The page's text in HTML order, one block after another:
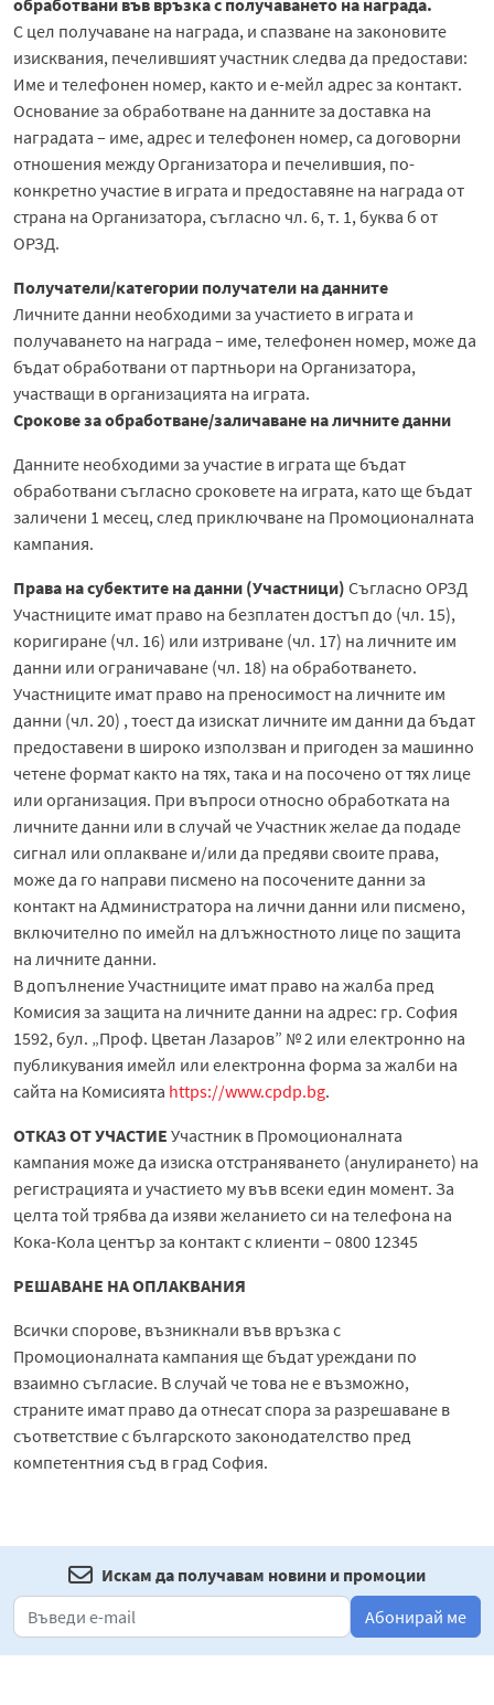
С цел получаване на награда, и спазване на законовите
изисквания, печелившият участник следва да предостави:
Име и телефонен номер, както и е-мейл адрес за контакт.
Основание за обработване на данните за доставка на
наградата – име, адрес и телефонен номер, са договорни
отношения между Организатора и печелившия, по-
конкретно участие в играта и предоставяне на награда от
страна на Организатора, съгласно чл. 6, т. 1, буква б от
ОРЗД.
Получатели/категории получатели на данните
Личните данни необходими за участието в играта и
получаването на награда – име, телефонен номер, може да
бъдат обработвани от партньори на Организатора,
участващи в организацията на играта.
Срокове за обработване/заличаване на личните данни
Данните необходими за участие в играта ще бъдат
обработвани съгласно сроковете на играта, като ще бъдат
заличени 1 месец, след приключване на Промоционалната
кампания.
Права на субектите на данни (Участници) Съгласно ОРЗД
Участниците имат право на безплатен достъп до (чл. 15),
коригиране (чл. 16) или изтриване (чл. 17) на личните им
данни или ограничаване (чл. 18) на обработването.
Участниците имат право на преносимост на личните им
данни (чл. 20) , тоест да изискат личните им данни да бъдат
предоставени в широко използван и пригоден за машинно
четене формат както на тях, така и на посочено от тях лице
или организация. При въпроси относно обработката на
личните данни или в случай че Участник желае да подаде
сигнал или оплакване и/или да предяви своите права,
може да го направи писмено на посочените данни за
контакт на Администратора на лични данни или писмено,
включително по имейл на длъжностното лице по защита
на личните данни.
В допълнение Участниците имат право на жалба пред
Комисия за защита на личните данни на адрес: гр. София
1592, бул. „Проф. Цветан Лазаров” № 2 или електронно на
публикувания имейл или електронна форма за жалби на
сайта на Комисията https://www.cpdp.bg.
ОТКАЗ ОТ УЧАСТИЕ Участник в Промоционалната
кампания може да изиска отстраняването (анулирането) на
регистрацията и участието му във всеки един момент. За
целта той трябва да изяви желанието си на телефона на
Кока-Кола център за контакт с клиенти – 0800 12345
РЕШАВАНЕ НА ОПЛАКВАНИЯ
Всички спорове, възникнали във връзка с
Промоционалната кампания ще бъдат уреждани по
взаимно съгласие. В случай че това не е възможно,
страните имат право да отнесат спора за разрешаване в
съответствие с българското законодателство пред
компетентния съд в град София.
Искам да получавам новини и промоции
Абонирай ме